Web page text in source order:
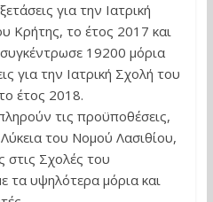
για την Ιατρική
Κρήτης, το έτος 2017 και
19200 μόρια
για την Ιατρική Σχολή του
έτος 2018.
τις προϋποθέσεις,
του Νομού Λασιθίου,
στις Σχολές του
τα υψηλότερα μόρια και